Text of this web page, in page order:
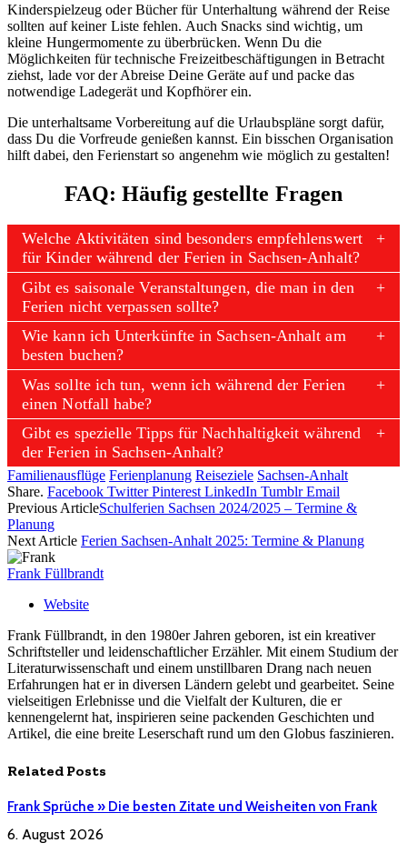
Kinderspielzeug oder Bücher für Unterhaltung während der Reise
sollten auf keiner Liste fehlen. Auch Snacks sind wichtig, um
kleine Hungermomente zu überbrücken. Wenn Du die
Möglichkeiten für technische Freizeitbeschäftigungen in Betracht
ziehst, lade vor der Abreise Deine Geräte auf und packe das
notwendige Ladegerät und Kopfhörer ein.
Die unterhaltsame Vorbereitung auf die Urlaubspläne sorgt dafür,
dass Du die Vorfreude genießen kannst. Ein bisschen Organisation
hilft dabei, den Ferienstart so angenehm wie möglich zu gestalten!
FAQ: Häufig gestellte Fragen
Welche Aktivitäten sind besonders empfehlenswert
für Kinder während der Ferien in Sachsen-Anhalt?
Gibt es saisonale Veranstaltungen, die man in den
Ferien nicht verpassen sollte?
Wie kann ich Unterkünfte in Sachsen-Anhalt am
besten buchen?
Was sollte ich tun, wenn ich während der Ferien
einen Notfall habe?
Gibt es spezielle Tipps für Nachhaltigkeit während
der Ferien in Sachsen-Anhalt?
Familienausflüge Ferienplanung Reiseziele Sachsen-Anhalt
Share. Facebook Twitter Pinterest LinkedIn Tumblr Email
Previous ArticleSchulferien Sachsen 2024/2025 – Termine &
Planung
Next Article Ferien Sachsen-Anhalt 2025: Termine & Planung
Frank Füllbrandt
Website
Frank Füllbrandt, in den 1980er Jahren geboren, ist ein kreativer
Schriftsteller und leidenschaftlicher Erzähler. Mit einem Studium der
Literaturwissenschaft und einem unstillbaren Drang nach neuen
Erfahrungen hat er in diversen Ländern gelebt und gearbeitet. Seine
vielseitigen Erlebnisse und die Vielfalt der Kulturen, die er
kennengelernt hat, inspirieren seine packenden Geschichten und
Artikel, die eine breite Leserschaft rund um den Globus faszinieren.
Related Posts
Frank Sprüche » Die besten Zitate und Weisheiten von Frank
6. August 2026